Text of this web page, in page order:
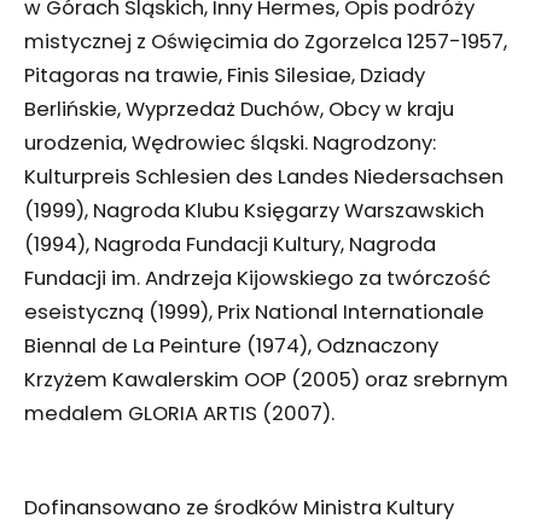
w Górach Śląskich, Inny Hermes, Opis podróży
mistycznej z Oświęcimia do Zgorzelca 1257-1957,
Pitagoras na trawie, Finis Silesiae, Dziady
Berlińskie, Wyprzedaż Duchów, Obcy w kraju
urodzenia, Wędrowiec śląski. Nagrodzony:
Kulturpreis Schlesien des Landes Niedersachsen
(1999), Nagroda Klubu Księgarzy Warszawskich
(1994), Nagroda Fundacji Kultury, Nagroda
Fundacji im. Andrzeja Kijowskiego za twórczość
eseistyczną (1999), Prix National Internationale
Biennal de La Peinture (1974), Odznaczony
Krzyżem Kawalerskim OOP (2005) oraz srebrnym
medalem GLORIA ARTIS (2007).
Dofinansowano ze środków Ministra Kultury